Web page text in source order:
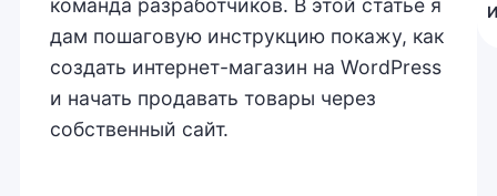
команда разработчиков. В этой статье я
дам пошаговую инструкцию покажу, как
создать интернет-магазин на WordPress
и начать продавать товары через
собственный сайт.